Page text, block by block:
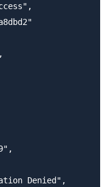
Denied",